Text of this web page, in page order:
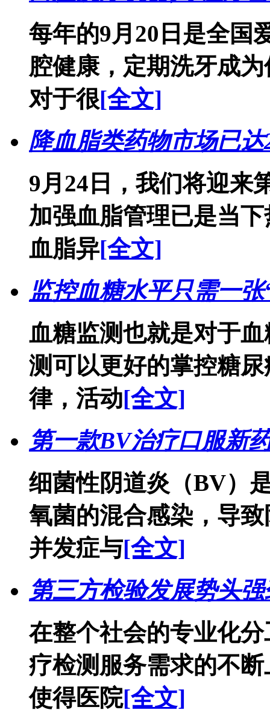
每年的9月20日是全国
腔健康，定期洗牙成
对于很[全文]
降血脂类药物市场已
9月24日，我们将迎来
加强血脂管理已是当
血脂异[全文]
监控血糖水平只需一
血糖监测也就是对于
测可以更好的掌控糖
律，活动[全文]
第一款BV治疗口服新
细菌性阴道炎（BV）
氧菌的混合感染，导
并发症与[全文]
第三方检验发展势头
在整个社会的专业化
疗检测服务需求的不
使得医院[全文]